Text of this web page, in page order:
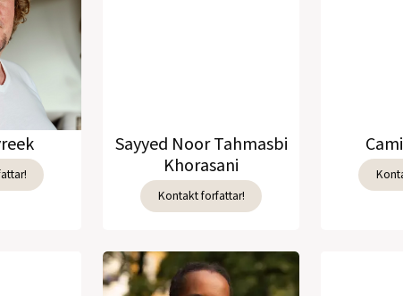
Sayyed Noor Tahmasbi
Khorasani
Kontakt forfattar!